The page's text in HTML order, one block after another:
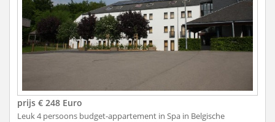
prijs € 248 Euro
Leuk 4 persoons budget-appartement in Spa in Belgische